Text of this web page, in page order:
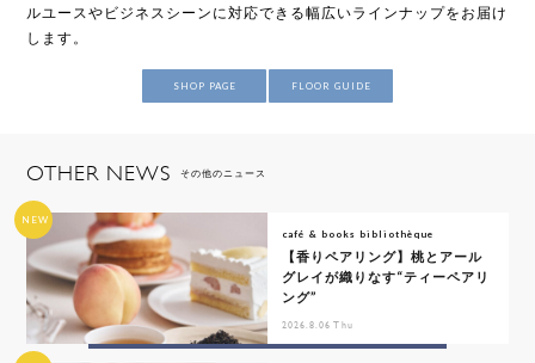
ルユースやビジネスシーンに対応できる幅広いラインナップをお届け
します。
SHOP PAGE FLOOR GUIDE
OTHER NEWS その他のニュース
NEW
café & books bibliothèque
【香りペアリング】桃とアール
グレイが織りなす“ティーペアリ
ング”
2026.8.06 Thu